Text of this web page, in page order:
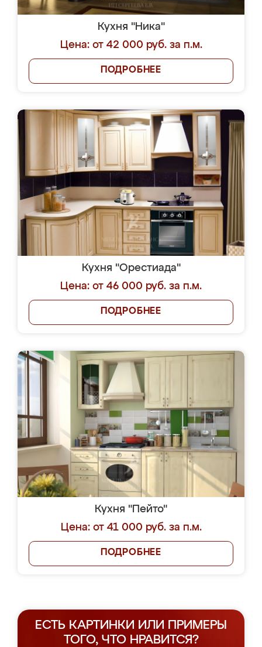
Кухня "Ника"
Цена: от 42 000 руб. за п.м.
ПОДРОБНЕЕ
Кухня "Орестиада"
Цена: от 46 000 руб. за п.м.
ПОДРОБНЕЕ
Кухня "Пейто"
Цена: от 41 000 руб. за п.м.
ПОДРОБНЕЕ
ЕСТЬ КАРТИНКИ ИЛИ ПРИМЕРЫ
ТОГО, ЧТО НРАВИТСЯ?